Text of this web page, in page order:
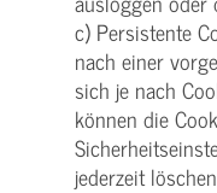
c) Persistente
nach einer
sich je nach
können die
jederzeit